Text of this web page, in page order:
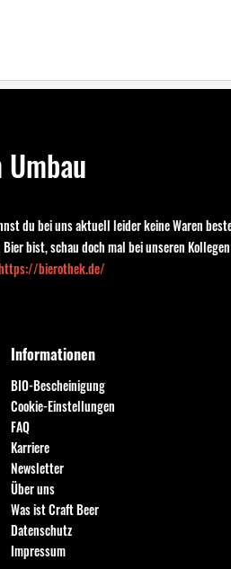
Kehrwieder
Tenute Collesi Sierra Nevada Schneider
Informationen
BIO-Bescheinigung
Cookie-Einstellungen
FAQ
Karriere
Newsletter
Über uns
Was ist Craft Beer
Datenschutz
Impressum
du bei uns aktuell leider keine Waren
bist, schau doch mal bei unseren
bierothek.de/